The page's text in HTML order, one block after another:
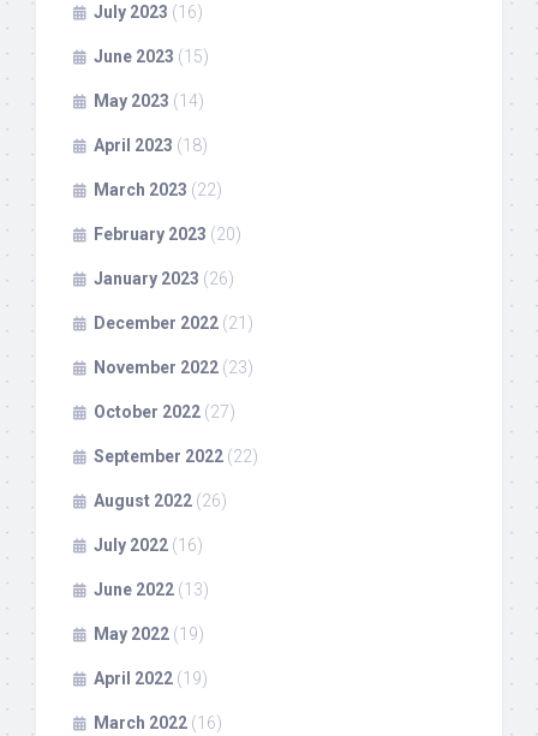
July 2023 (16)
June 2023 (15)
May 2023 (14)
April 2023 (18)
March 2023 (22)
February 2023 (20)
January 2023 (26)
December 2022 (21)
November 2022 (23)
October 2022 (27)
September 2022 (22)
August 2022 (26)
July 2022 (16)
June 2022 (13)
May 2022 (19)
April 2022 (19)
March 2022 (16)